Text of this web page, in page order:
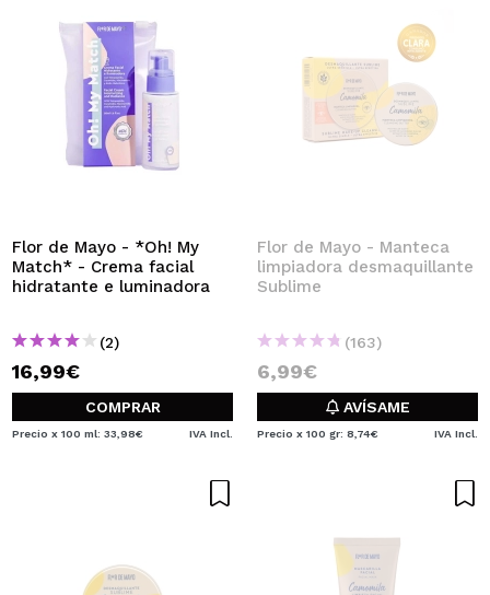
Flor de Mayo - *Oh! My
Match* - Crema facial
hidratante e luminadora
(2)
16,99€
COMPRAR
Precio x 100 ml: 33,98€ IVA Incl.
Flor de Mayo - Manteca
limpiadora desmaquillante
Sublime
(163)
6,99€
AVÍSAME
Precio x 100 gr: 8,74€ IVA Incl.